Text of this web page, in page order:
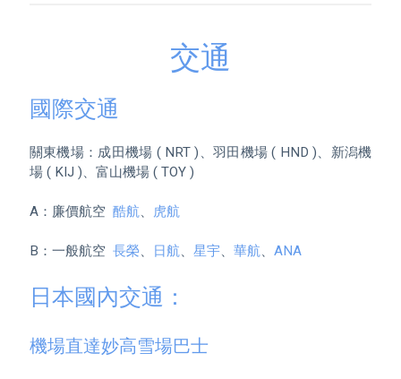
交通
國際交通
關東機場：成田機場 ( NRT )、羽田機場 ( HND )、新潟機
場 ( KIJ )、富山機場 ( TOY )
A：廉價航空 酷航、 虎航
B：一般航空 長榮、 日航、 星宇、 華航、 ANA
日本國內交通：
機場直達妙高雪場巴士